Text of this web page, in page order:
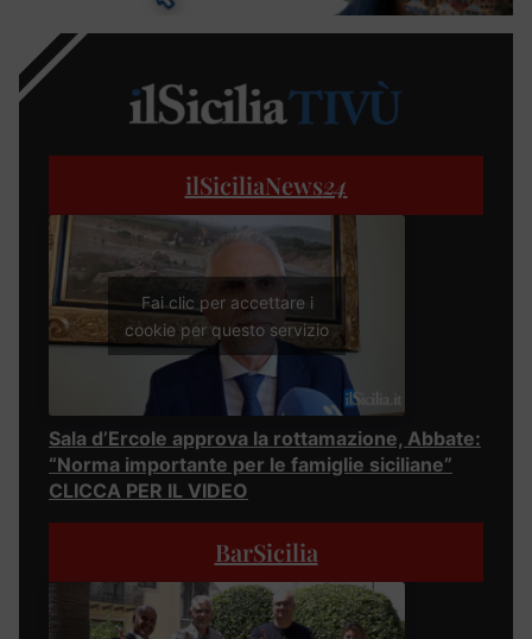
ilSiciliaNews24
Fai clic per accettare i
cookie per questo servizio
Sala d’Ercole approva la rottamazione, Abbate:
“Norma importante per le famiglie siciliane”
CLICCA PER IL VIDEO
BarSicilia